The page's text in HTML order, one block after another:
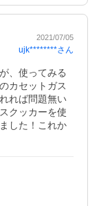
2021/07/05
ujk********さん
、使ってみる
カセットガス
れば問題無い
クッカーを使
した！これか